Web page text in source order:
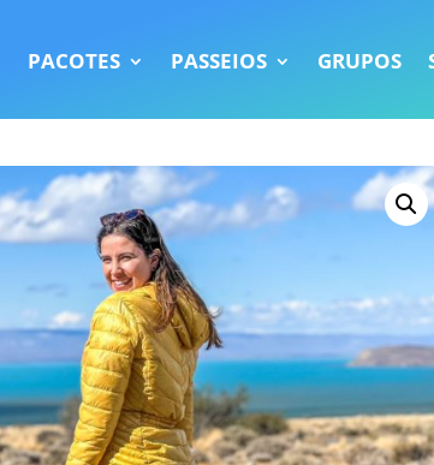
PACOTES PASSEIOS GRUPOS